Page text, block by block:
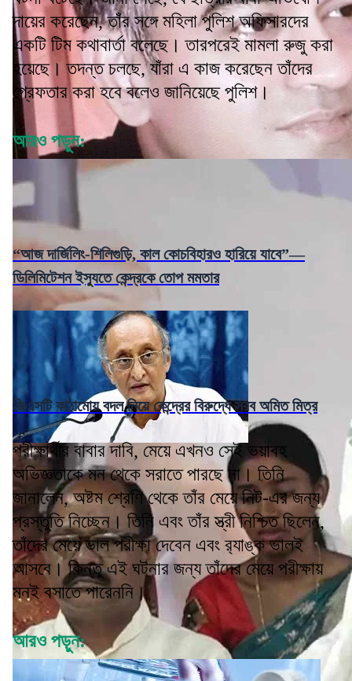
দায়ের করেছেন, তাঁর সঙ্গে মহিলা পুলিশ অফিসারদের
একটি টিম কথাবার্তা বলেছে। তারপরেই মামলা রুজু করা
হয়েছে। তদন্ত চলছে, যাঁরা এ কাজ করেছেন তাঁদের
গ্রেফতার করা হবে বলেও জানিয়েছে পুলিশ।
আরও পড়ুন:
“আজ দার্জিলিং-শিলিগুড়ি, কাল কোচবিহারও হারিয়ে যাবে”—
ডিলিমিটেশন ইস্যুতে কেন্দ্রকে তোপ মমতার
জিএসটি কাঠামোয় বদল নিয়ে কেন্দ্রের বিরুদ্ধে সরব অমিত মিত্র
পরীক্ষার্থীর বাবার দাবি, মেয়ে এখনও সেই ভয়াবহ
অভিজ্ঞতাকে মন থেকে সরাতে পারছে না। তিনি
জানালেন, অষ্টম শ্রেণি থেকে তাঁর মেয়ে নিট-এর জন্য
প্রস্তুতি নিচ্ছেন। তিনি এবং তাঁর স্ত্রী নিশ্চিত ছিলেন,
তাঁদের মেয়ে ভাল পরীক্ষা দেবেন এবং র‍্যাঙ্ক ভালই
আসবে। কিন্তু এই ঘটনার জন্য তাঁদের মেয়ে পরীক্ষায়
মনই বসাতে পারেননি।
আরও পড়ুন: